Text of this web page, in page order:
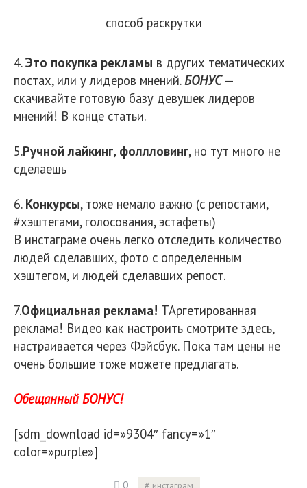
способ раскрутки
4.Это покупка рекламы в других тематических
постах, или у лидеров мнений. БОНУС—
скачивайте готовую базу девушек лидеров
мнений! В конце статьи.
5.Ручной лайкинг, фоллловинг, но тут много не
сделаешь
6. Конкурсы, тоже немало важно (с репостами,
#хэштегами, голосования, эстафеты)
В инстаграме очень легко отследить количество
людей сделавших, фото с определенным
хэштегом, и людей сделавших репост.
7.Официальная реклама! ТАргетированная
реклама! Видео как настроить смотрите здесь,
настраивается через Фэйсбук. Пока там цены не
очень большие тоже можете предлагать.
Обещанный БОНУС!
[sdm_download id=»9304″ fancy=»1″
color=»purple»]
0 инстаграм